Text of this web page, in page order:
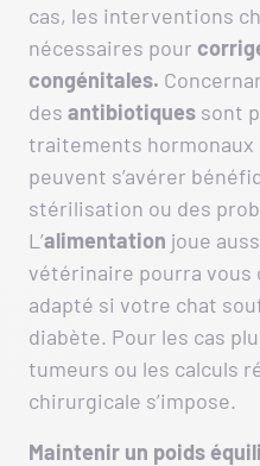
cas, les interventions
nécessaires pour
congénitales.
des antibiotiques sont
traitements hormonaux
peuvent s’avérer
stérilisation ou des
L’alimentation joue
vétérinaire pourra vous
adapté si votre chat
diabète. Pour les cas
tumeurs ou les calculs
chirurgicale s’impose.
Maintenir un poids